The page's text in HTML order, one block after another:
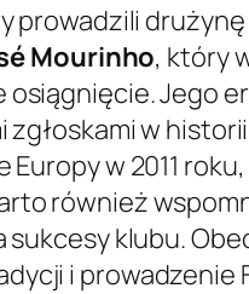
prowadzili
Mourinho, który
osiągnięcie. Jego
w
w 2011
również
sukcesy klubu.
i prowadzenie